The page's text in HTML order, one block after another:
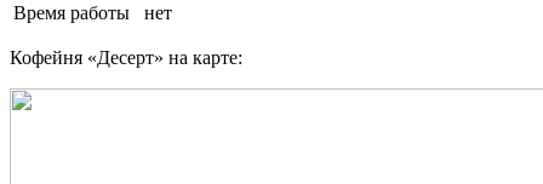
Время работы
нет
Кофейня «Десерт» на карте: